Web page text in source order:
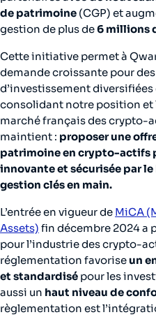
de patrimoine (CGP) et
gestion de plus de6 millions
Cette initiative permet à
demande croissante pour
d’investissement
consolidant notre position et
marché français des crypto-
maintient : proposer une
patrimoine en crypto-actifs
innovante et sécurisée par
gestion clés en main.
L’entrée en vigueur de MiCA
Assets) fin décembre 2024 a
pour l’industrie des crypto-
réglementation favoriseun
et standardisé pour les
aussi un haut niveau de
règlementation est